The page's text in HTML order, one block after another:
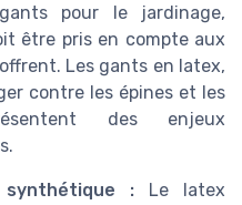
pour le jardinage,
être pris en compte aux
Les gants en latex,
contre les épines et les
des enjeux
: Le latex